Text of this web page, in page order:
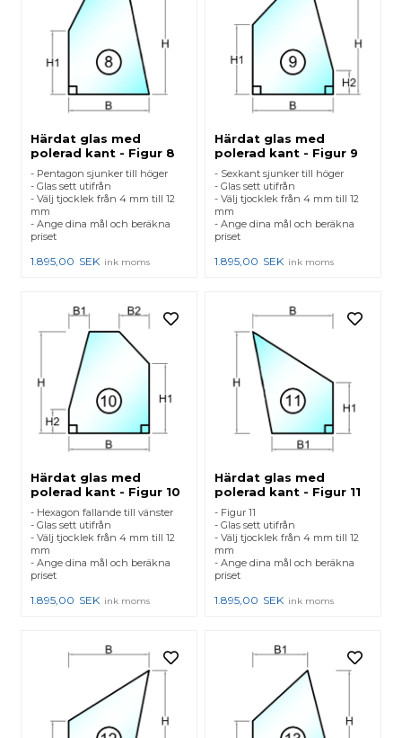
Härdat glas med
polerad kant - Figur 8
- Pentagon sjunker till höger
- Glas sett utifrån
- Välj tjocklek från 4 mm till 12
mm
- Ange dina mål och beräkna
priset
1.895,00 SEK ink moms
Härdat glas med
polerad kant - Figur 9
- Sexkant sjunker till höger
- Glas sett utifrån
- Välj tjocklek från 4 mm till 12
mm
- Ange dina mål och beräkna
priset
1.895,00 SEK ink moms
Härdat glas med
polerad kant - Figur 10
- Hexagon fallande till vänster
- Glas sett utifrån
- Välj tjocklek från 4 mm till 12
mm
- Ange dina mål och beräkna
priset
1.895,00 SEK ink moms
Härdat glas med
polerad kant - Figur 11
- Figur 11
- Glas sett utifrån
- Välj tjocklek från 4 mm till 12
mm
- Ange dina mål och beräkna
priset
1.895,00 SEK ink moms